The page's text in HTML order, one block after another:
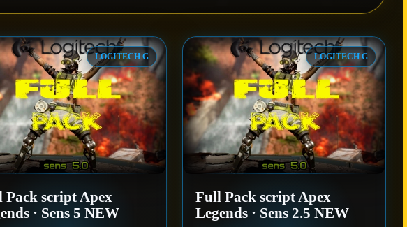
LOGITECH G
Pack script Apex
· Sens 5 NEW
LOGITECH G
Full Pack script Apex
Legends · Sens 2.5 NEW